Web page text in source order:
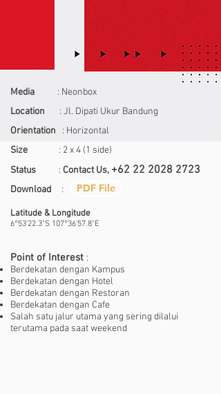
Media
: Neonbox
Location
: Jl. Dipati Ukur Bandung
Orientation : Horizontal
Size
: 2 x 4 (1 side)
Status
: Contact Us, +62 22 2028 2723
Download : PDF File
Latitude & Longitude
6°53'22.3"S 107°36'57.8"E
Point of Interest :
Berdekatan dengan Kampus
Berdekatan dengan Hotel
Berdekatan dengan Restoran
Berdekatan dengan Cafe
Salah satu jalur utama yang sering dilalui
terutama pada saat weekend